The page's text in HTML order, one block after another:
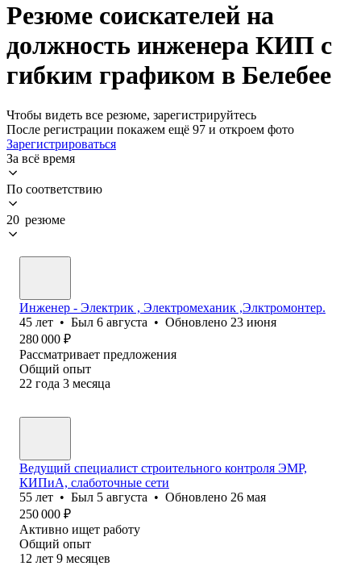
Резюме соискателей на
должность инженера КИП с
гибким графиком в Белебее
Чтобы видеть все резюме, зарегистрируйтесь
После регистрации покажем ещё 97 и откроем фото
Зарегистрироваться
За всё время
По соответствию
20 резюме
Инженер - Электрик , Электромеханик ,Элктромонтер.
45 лет • Был 6 августа • Обновлено 23 июня
280 000 ₽
Рассматривает предложения
Общий опыт
22 года 3 месяца
Ведущий специалист строительного контроля ЭМР,
КИПиА, слаботочные сети
55 лет • Был 5 августа • Обновлено 26 мая
250 000 ₽
Активно ищет работу
Общий опыт
12 лет 9 месяцев